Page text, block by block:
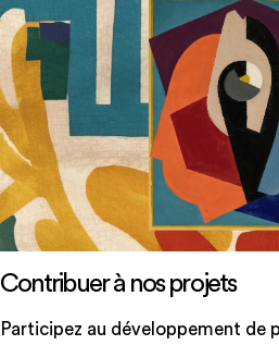
Contribuer à nos projets
Participez au développement de